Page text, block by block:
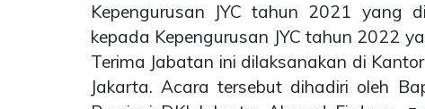
Kepengurusan JYC tahun 2021 yang
kepada Kepengurusan JYC tahun 2022
Terima Jabatan ini dilaksanakan di
Jakarta. Acara tersebut dihadiri oleh